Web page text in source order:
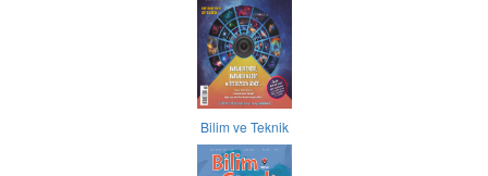
Bilim ve Teknik